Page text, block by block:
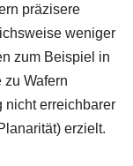
präzisere
weniger
zum Beispiel in
Wafern
nicht erreichbarer
erzielt.